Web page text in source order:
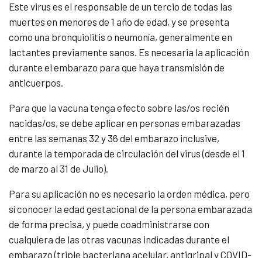
Este virus es el responsable de un tercio de todas las
muertes en menores de 1 año de edad, y se presenta
como una bronquiolitis o neumonía, generalmente en
lactantes previamente sanos. Es necesaria la aplicación
durante el embarazo para que haya transmisión de
anticuerpos.
Para que la vacuna tenga efecto sobre las/os recién
nacidas/os, se debe aplicar en personas embarazadas
entre las semanas 32 y 36 del embarazo inclusive,
durante la temporada de circulación del virus (desde el 1
de marzo al 31 de Julio).
Para su aplicación no es necesario la orden médica, pero
sí conocer la edad gestacional de la persona embarazada
de forma precisa, y puede coadministrarse con
cualquiera de las otras vacunas indicadas durante el
embarazo (triple bacteriana acelular, antigripal y COVID-